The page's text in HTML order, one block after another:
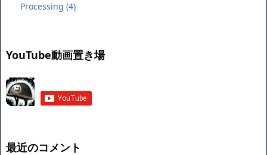
Processing(4)
YouTube動画置き場
最近のコメント